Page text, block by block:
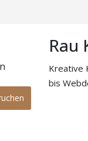
Rau
Kreative
bis